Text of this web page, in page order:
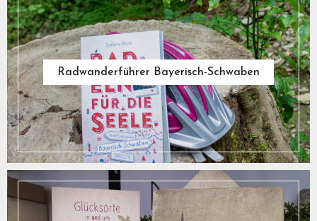
Radwanderführer Bayerisch-Schwaben